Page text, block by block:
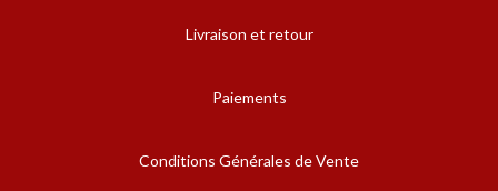
Livraison et retour
Paiements
Conditions Générales de Vente